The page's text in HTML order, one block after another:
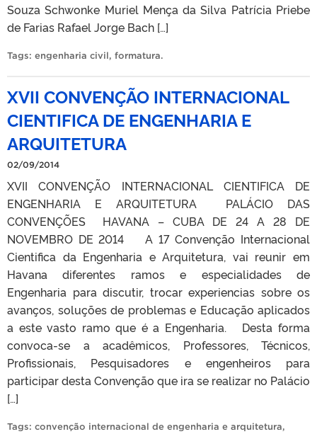
Souza Schwonke Muriel Mença da Silva Patrícia Priebe
de Farias Rafael Jorge Bach […]
Tags: engenharia civil, formatura.
XVII CONVENÇÃO INTERNACIONAL
CIENTIFICA DE ENGENHARIA E
ARQUITETURA
02/09/2014
XVII CONVENÇÃO INTERNACIONAL CIENTIFICA DE
ENGENHARIA E ARQUITETURA PALÁCIO DAS
CONVENÇÕES HAVANA – CUBA DE 24 A 28 DE
NOVEMBRO DE 2014 A 17 Convenção Internacional
Cientifica da Engenharia e Arquitetura, vai reunir em
Havana diferentes ramos e especialidades de
Engenharia para discutir, trocar experiencias sobre os
avanços, soluções de problemas e Educação aplicados
a este vasto ramo que é a Engenharia. Desta forma
convoca-se a acadêmicos, Professores, Técnicos,
Profissionais, Pesquisadores e engenheiros para
participar desta Convenção que ira se realizar no Palácio
[…]
Tags: convenção internacional de engenharia e arquitetura,